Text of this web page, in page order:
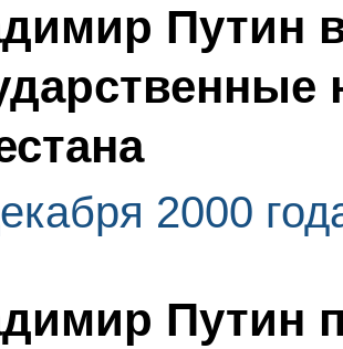
Путин
2000
Путин